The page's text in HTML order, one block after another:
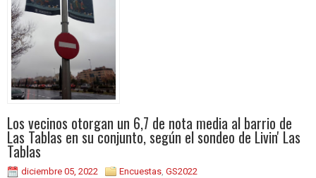
Los vecinos otorgan un 6,7 de nota media al barrio de
Las Tablas en su conjunto, según el sondeo de Livin' Las
Tablas
diciembre 05, 2022 Encuestas, GS2022